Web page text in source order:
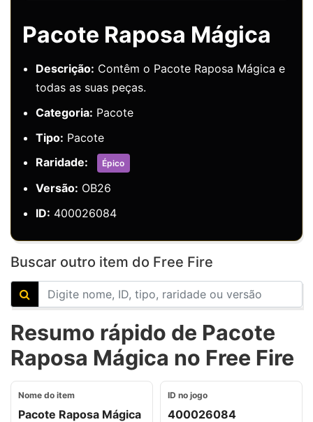
Pacote Raposa Mágica
Descrição: Contêm o Pacote Raposa Mágica e
todas as suas peças.
Categoria: Pacote
Tipo: Pacote
Raridade:
Épico
Versão: OB26
ID: 400026084
Buscar outro item do Free Fire
Resumo rápido de Pacote
Raposa Mágica no Free Fire
Nome do item
Pacote Raposa Mágica
ID no jogo
400026084